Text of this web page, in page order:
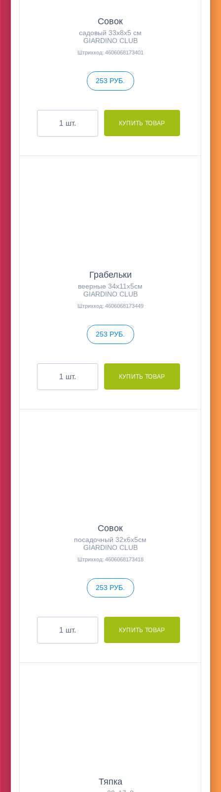
Совок
садовый 33х8х5 см
GIARDINO CLUB
Штрихкод: 4606068173401
253 РУБ.
шт.
Грабельки
веерные 34х11х5см
GIARDINO CLUB
Штрихкод: 4606068173449
253 РУБ.
шт.
Совок
посадочный 32х6х5см
GIARDINO CLUB
Штрихкод: 4606068173418
253 РУБ.
шт.
Тяпка